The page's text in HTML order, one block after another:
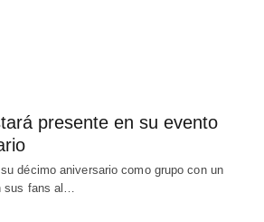
presente en su evento
décimo aniversario como grupo con un
sus fans al…